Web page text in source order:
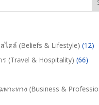
ไตล์ (Beliefs & Lifestyle) (12)
(Travel & Hospitality) (66)
พาะทาง (Business &